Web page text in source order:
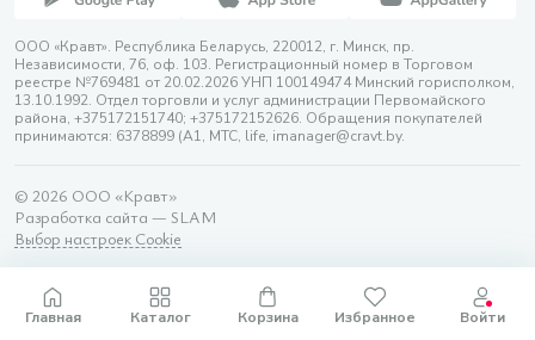
ООО «Кравт». Республика Беларусь, 220012, г. Минск, пр.
Независимости, 76, оф. 103. Регистрационный номер в Торговом
реестре №769481 от 20.02.2026 УНП 100149474 Минский горисполком,
13.10.1992. Отдел торговли и услуг администрации Первомайского
района, +375172151740; +375172152626. Обращения покупателей
принимаются: 6378899 (А1, МТС, life, imanager@cravt.by.
© 2026 ООО «Кравт»
Разработка сайта — SLAM
Выбор настроек Cookie
Главная Каталог Корзина Избранное Войти